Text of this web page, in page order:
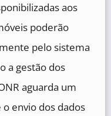
aos
poderão
pelo sistema
a gestão dos
aguarda um
envio dos dados